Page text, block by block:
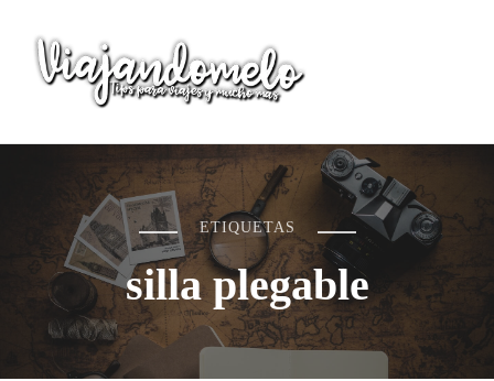
Viajandomelo
Todo lo que necesitas saber en tu próximo viaje
ETIQUETAS
silla plegable